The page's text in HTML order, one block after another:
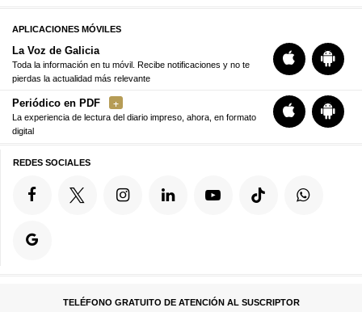
APLICACIONES MÓVILES
La Voz de Galicia
Toda la información en tu móvil. Recibe notificaciones y no te
pierdas la actualidad más relevante
Periódico en PDF
La experiencia de lectura del diario impreso, ahora, en formato
digital
REDES SOCIALES
TELÉFONO GRATUITO DE ATENCIÓN AL SUSCRIPTOR